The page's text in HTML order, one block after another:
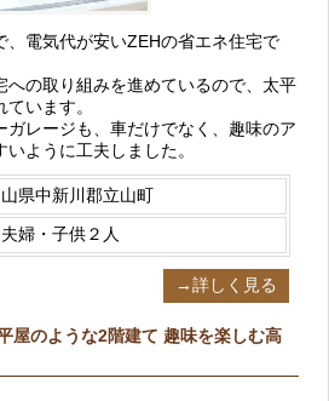
、電気代が安いZEHの省エネ住宅で
への取り組みを進めているので、太平
います。
ガレージも、車だけでなく、趣味のア
ように工夫しました。
県中新川郡立山町
婦・子供２人
→詳しく見る
屋のような2階建て 趣味を楽しむ高